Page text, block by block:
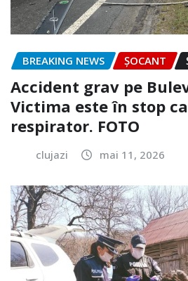
BREAKING NEWS ȘOCANT
Accident grav pe
Victima este în stop
respirator. FOTO
clujazi mai 11, 2026